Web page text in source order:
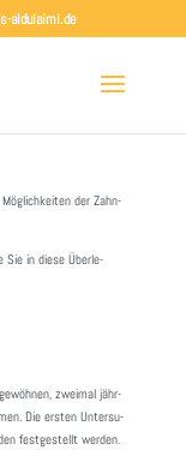
aldulaimi.de
der Zahn­
Sie in diese Über­le­
zweimal jähr­
Die ersten Unter­su­
fest­ge­stellt werden.